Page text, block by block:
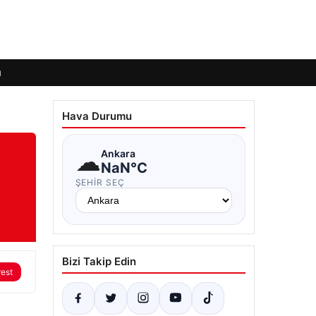
Hava Durumu
☁Ankara
NaN°C
ŞEHIR SEÇ
Bizi Takip Edin